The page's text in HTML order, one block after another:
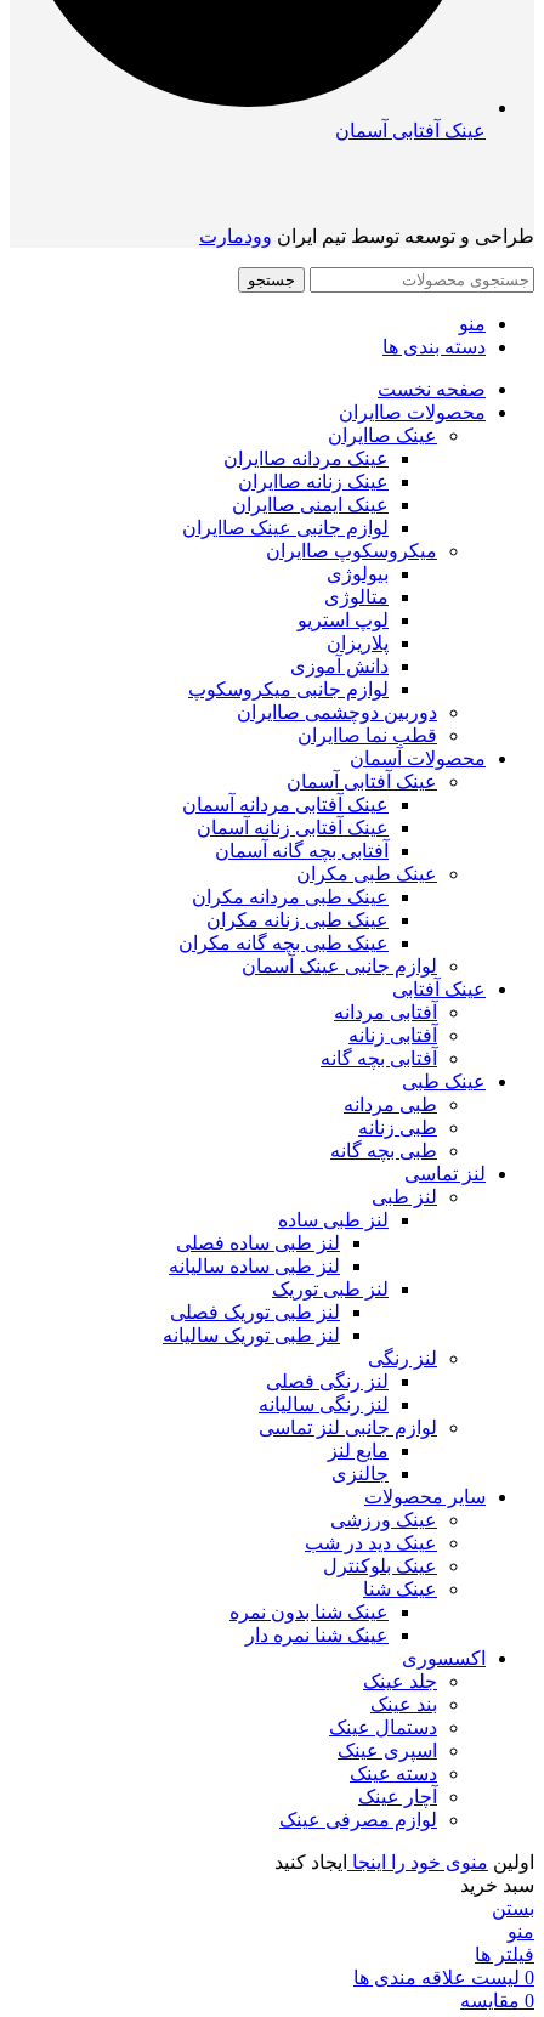
عینک آفتابی آسمان
طراحی و توسعه توسط تیم ایران وودمارت
جستجو
منو
دسته بندی ها
صفحه نخست
محصولات صاایران
عینک صاایران
عینک مردانه صاایران
عینک زنانه صاایران
عینک ایمنی صاایران
لوازم جانبی عینک صاایران
میکروسکوپ صاایران
بیولوژی
متالوژی
لوپ استریو
پلاریزان
دانش آموزی
لوازم جانبی میکروسکوپ
دوربین دوچشمی صاایران
قطب نما صاایران
محصولات آسمان
عینک آفتابی آسمان
عینک آفتابی مردانه آسمان
عینک آفتابی زنانه آسمان
آفتابی بچه گانه آسمان
عینک طبی مکران
عینک طبی مردانه مکران
عینک طبی زنانه مکران
عینک طبی بچه گانه مکران
لوازم جانبی عینک آسمان
عینک آفتابی
آفتابی مردانه
آفتابی زنانه
آفتابی بچه گانه
عینک طبی
طبی مردانه
طبی زنانه
طبی بچه گانه
لنز تماسی
لنز طبی
لنز طبی ساده
لنز طبی ساده فصلی
لنز طبی ساده سالیانه
لنز طبی توریک
لنز طبی توریک فصلی
لنز طبی توریک سالیانه
لنز رنگی
لنز رنگی فصلی
لنز رنگی سالیانه
لوازم جانبی لنز تماسی
مایع لنز
جالنزی
سایر محصولات
عینک ورزشی
عینک دید در شب
عینک بلوکنترل
عینک شنا
عینک شنا بدون نمره
عینک شنا نمره دار
اکسسوری
جلد عینک
بند عینک
دستمال عینک
اسپری عینک
دسته عینک
آچار عینک
لوازم مصرفی عینک
اولین منوی خود را اینجا ایجاد کنید
سبد خرید
بستن
منو
فیلتر ها
0 لیست علاقه مندی ها
0 مقايسه